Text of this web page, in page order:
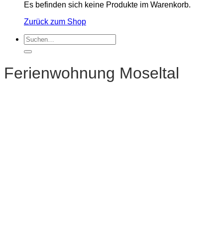
Es befinden sich keine Produkte im Warenkorb.
Zurück zum Shop
Suchen
nach:
Ferienwohnung Moseltal